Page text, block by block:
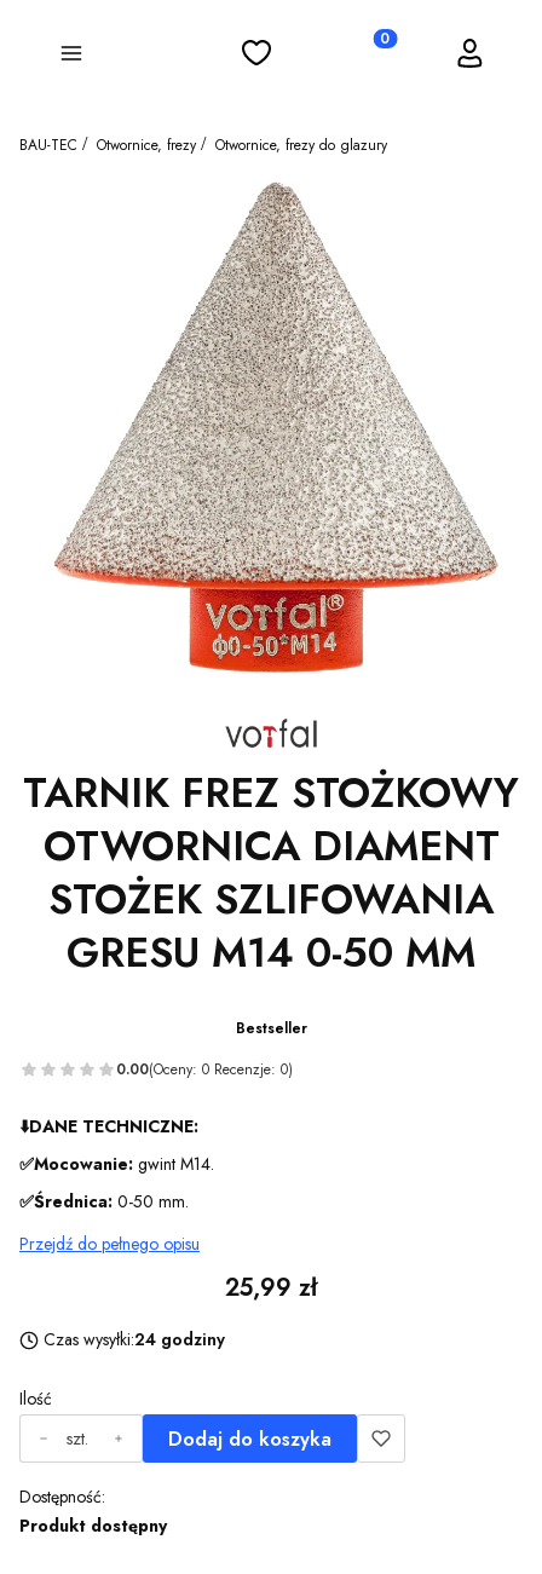
Menu Ulubione Produkty w koszyku:
Koszyk Zaloguj się
BAU-TEC Otwornice, frezy Otwornice, frezy do glazury
TARNIK FREZ STOŻKOWY
OTWORNICA DIAMENT
STOŻEK SZLIFOWANIA
GRESU M14 0-50 MM
Bestseller
0.00(Oceny: 0 Recenzje: 0)
⬇️DANE TECHNICZNE:
✅Mocowanie: gwint M14.
✅Średnica: 0-50 mm.
Przejdź do pełnego opisu
Cena
25,99 zł
Czas wysyłki:24 godziny
Ilość
szt.
Dodaj do koszyka
Dostępność:
Produkt dostępny